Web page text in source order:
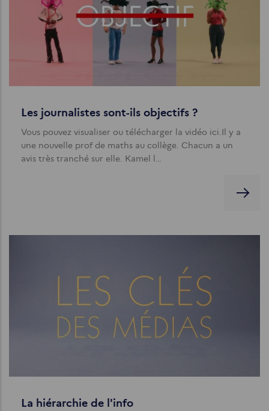
Les journalistes sont-ils objectifs ?
Vous pouvez visualiser ou télécharger la vidéo ici.Il y a
une nouvelle prof de maths au collège. Chacun a un
avis très tranché sur elle. Kamel l…
La hiérarchie de l'info